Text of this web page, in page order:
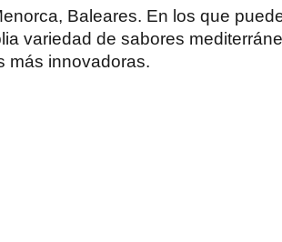
Baleares. En los que
variedad de sabores
más innovadoras.